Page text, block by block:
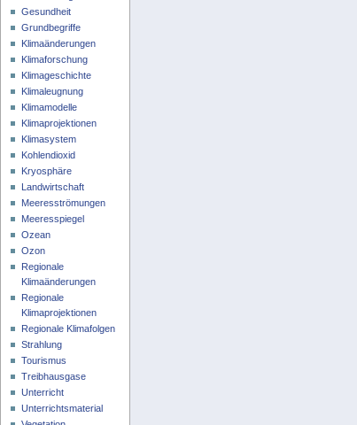
Gesundheit
Grundbegriffe
Klimaänderungen
Klimaforschung
Klimageschichte
Klimaleugnung
Klimamodelle
Klimaprojektionen
Klimasystem
Kohlendioxid
Kryosphäre
Landwirtschaft
Meeresströmungen
Meeresspiegel
Ozean
Ozon
Regionale
Klimaänderungen
Regionale
Klimaprojektionen
Regionale Klimafolgen
Strahlung
Tourismus
Treibhausgase
Unterricht
Unterrichtsmaterial